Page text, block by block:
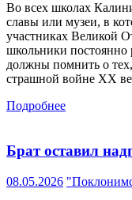
Во всех школах
славы или музеи, в
участниках Великой
школьники
должны помнить о
страшной войне XX
Подробнее
Брат оставил
08.05.2026